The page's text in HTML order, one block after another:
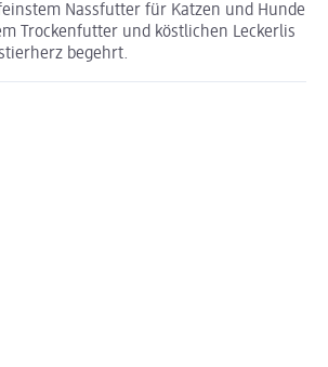
Nassfutter für Katzen und Hunde
Trockenfutter und köstlichen Leckerlis
begehrt.